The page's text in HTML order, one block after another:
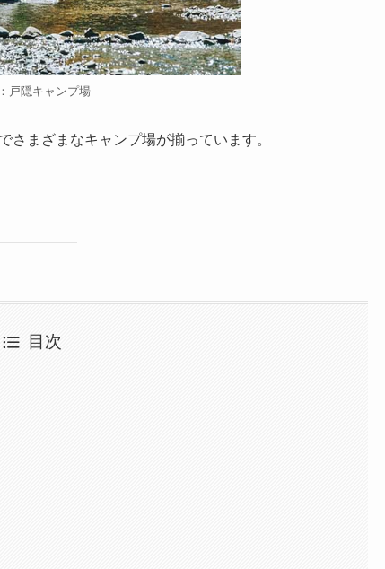
戸隠キャンプ場
まざまなキャンプ場が揃っています。
目次